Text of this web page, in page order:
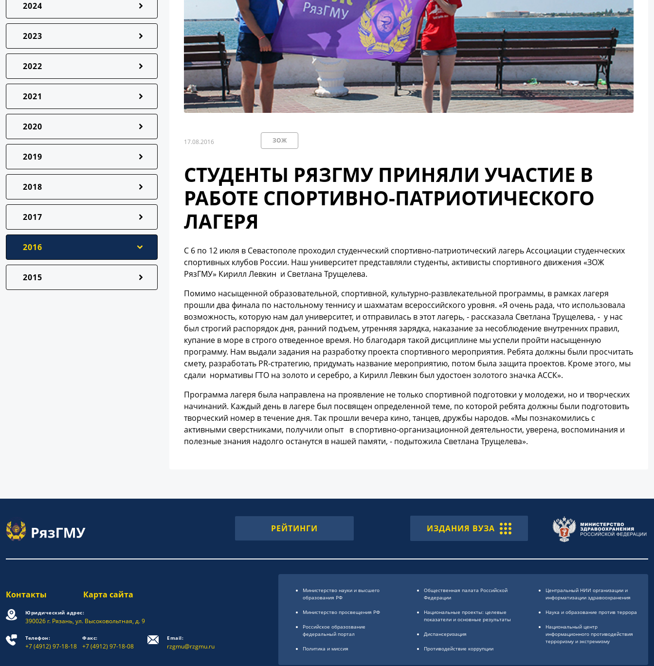
2024
2023
2022
2021
2020
2019
2018
2017
2016
2015
17.08.2016 ЗОЖ
СТУДЕНТЫ РЯЗГМУ ПРИНЯЛИ УЧАСТИЕ В
РАБОТЕ СПОРТИВНО-ПАТРИОТИЧЕСКОГО
ЛАГЕРЯ
С 6 по 12 июля в Севастополе проходил студенческий спортивно-патриотический лагерь Ассоциации студенческих
спортивных клубов России. Наш университет представляли студенты, активисты спортивного движения «ЗОЖ
РязГМУ» Кирилл Левкин и Светлана Трущелева.
Помимо насыщенной образовательной, спортивной, культурно-развлекательной программы, в рамках лагеря
прошли два финала по настольному теннису и шахматам всероссийского уровня. «Я очень рада, что использовала
возможность, которую нам дал университет, и отправилась в этот лагерь, - рассказала Светлана Трущелева, - у нас
был строгий распорядок дня, ранний подъем, утренняя зарядка, наказание за несоблюдение внутренних правил,
купание в море в строго отведенное время. Но благодаря такой дисциплине мы успели пройти насыщенную
программу. Нам выдали задания на разработку проекта спортивного мероприятия. Ребята должны были просчитать
смету, разработать PR-стратегию, придумать название мероприятию, потом была защита проектов. Кроме этого, мы
сдали нормативы ГТО на золото и серебро, а Кирилл Левкин был удостоен золотого значка АССК».
Программа лагеря была направлена на проявление не только спортивной подготовки у молодежи, но и творческих
начинаний. Каждый день в лагере был посвящен определенной теме, по которой ребята должны были подготовить
творческий номер в течение дня. Так прошли вечера кино, танцев, дружбы народов. «Мы познакомились с
активными сверстниками, получили опыт в спортивно-организационной деятельности, уверена, воспоминания и
полезные знания надолго останутся в нашей памяти, - подытожила Светлана Трущелева».
РЕЙТИНГИ ИЗДАНИЯ ВУЗА
Контакты Карта сайта
Юридический адрес:
390026 г. Рязань, ул. Высоковольтная, д. 9
Телефон:
+7 (4912) 97-18-18
Факс:
+7 (4912) 97-18-08
Email:
rzgmu@rzgmu.ru
Министерство науки и высшего
образования РФ
Министерство просвещения РФ
Российское образоsвание
федеральный портал
Политика и миссия
Общественная палата Российской
Федерации
Национальные проекты: целевые
показатели и основные результаты
Диспансеризация
Противодействие коррупции
Центральный НИИ организации и
информатизации здравоохранения
Наука и образование против террора
Национальный центр
информационного противодействия
терроризму и экстремизму